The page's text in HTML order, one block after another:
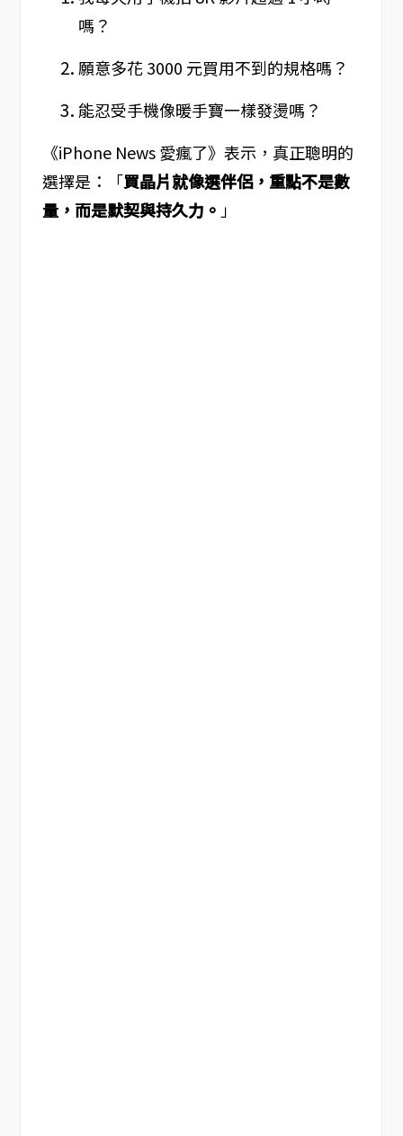
嗎？
願意多花 3000 元買用不到的規格嗎？
能忍受手機像暖手寶一樣發燙嗎？
《iPhone News 愛瘋了》表示，真正聰明的
選擇是：「買晶片就像選伴侶，重點不是數
量，而是默契與持久力。 」